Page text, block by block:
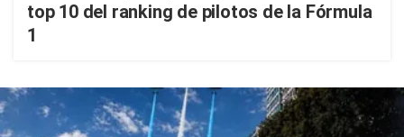
top 10 del ranking de pilotos de la Fórmula
1